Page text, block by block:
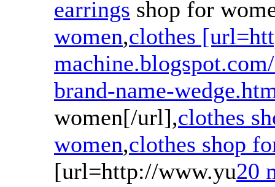
earrings shop for
women,clothes
brand-name-
women[/url],clothes
women,clothes shop
[url=http://www.yu20